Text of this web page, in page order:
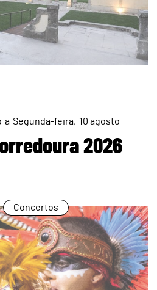
a 10 agosto
Segunda
2026
Concertos